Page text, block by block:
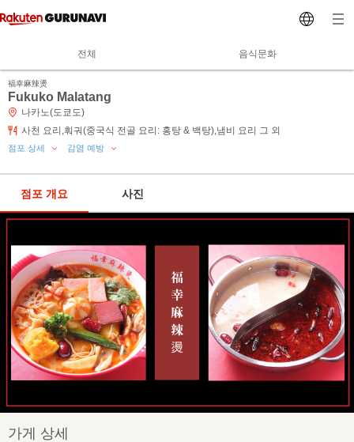
전체 음식문화
福幸麻辣燙
Fukuko Malatang
나카노(도쿄도)
사천 요리,훠궈(중국식 전골 요리: 홍탕 & 백탕),냄비 요리 그 외
점포 상세 감염 예방
점포 개요 사진
가게 상세